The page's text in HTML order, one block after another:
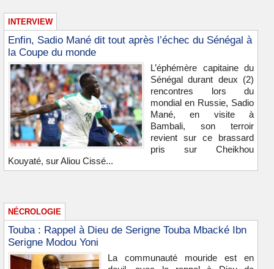
INTERVIEW
Enfin, Sadio Mané dit tout après l’échec du Sénégal à
la Coupe du monde
L’éphémère capitaine du
Sénégal durant deux (2)
rencontres lors du
mondial en Russie, Sadio
Mané, en visite à
Bambali, son terroir
revient sur ce brassard
pris sur Cheikhou
Kouyaté, sur Aliou Cissé...
NÉCROLOGIE
Touba : Rappel à Dieu de Serigne Touba Mbacké Ibn
Serigne Modou Yoni
La communauté mouride est en